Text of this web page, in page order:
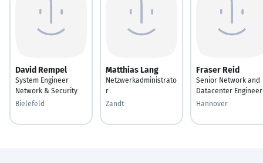
David Rempel
System Engineer
Network & Security
Bielefeld
Matthias Lang
Netzwerkadministrato
r
Zandt
Fraser Reid
Senior Network and
Datacenter Engineer
Hannover